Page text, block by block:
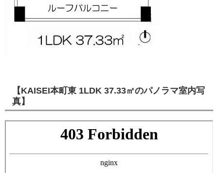
【KAISEI本町東 1LDK 37.33㎡のパノラマ室内写
真】